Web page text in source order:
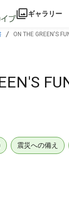
ギャラリー
ON THE GREEN'S
震災への備え